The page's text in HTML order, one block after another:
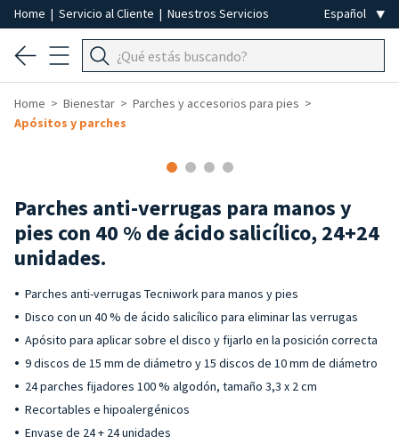
Home | Servicio al Cliente | Nuestros Servicios
Home Bienestar
Parches y accesorios para pies
Apósitos y parches
Parches anti-verrugas para manos y
pies con 40 % de ácido salicílico, 24+24
unidades.
Parches anti-verrugas Tecniwork para manos y pies
Disco con un 40 % de ácido salicílico para eliminar las verrugas
Apósito para aplicar sobre el disco y fijarlo en la posición correcta
9 discos de 15 mm de diámetro y 15 discos de 10 mm de diámetro
24 parches fijadores 100 % algodón, tamaño 3,3 x 2 cm
Recortables e hipoalergénicos
Envase de 24 + 24 unidades